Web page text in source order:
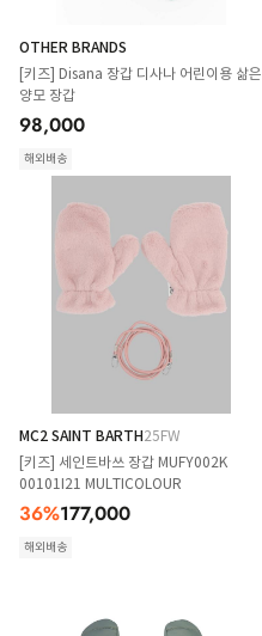
OTHER BRANDS
[키즈] Disana 장갑 디사나 어린이용 삶은
양모 장갑
98,000
해외배송
MC2 SAINT BARTH25FW
[키즈] 세인트바쓰 장갑 MUFY002K
00101I21 MULTICOLOUR
36%177,000
해외배송